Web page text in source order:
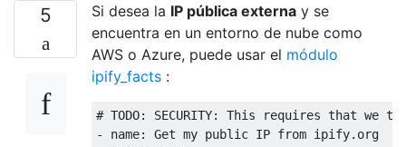
5 Si desea la IP pública externa y se
encuentra en un entorno de nube como
AWS o Azure, puede usar el módulo
ipify_facts :
# TODO: SECURITY: This requires that
- name: Get my public IP from ipify.org